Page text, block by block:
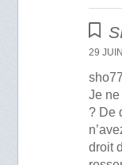
29
sho77
Je
? De
droit